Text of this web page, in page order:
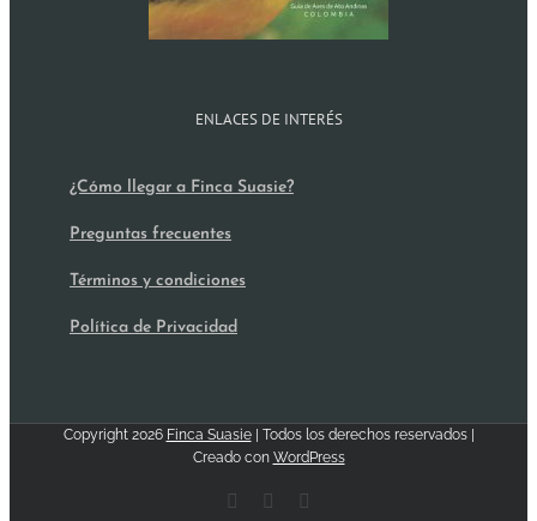
ENLACES DE INTERÉS
¿Cómo llegar a Finca Suasie?
Preguntas frecuentes
Términos y condiciones
Política de Privacidad
Copyright 2026 Finca Suasie| Todos los derechos reservados |
Creado con WordPress
Facebook
Email